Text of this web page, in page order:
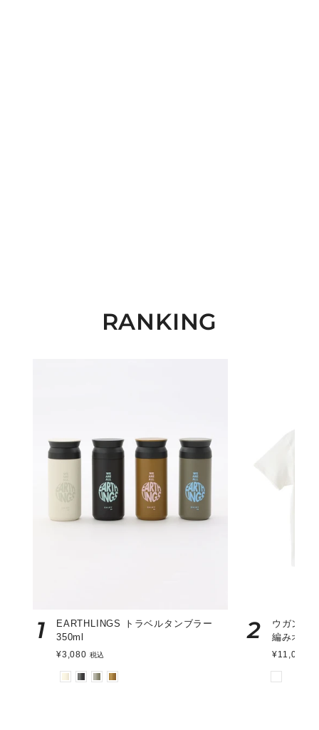
RANKING
1
EARTHLINGS トラベルタンブラー
350ml
¥3,080 税込
2
ウガンダ
編みオー
¥11,000